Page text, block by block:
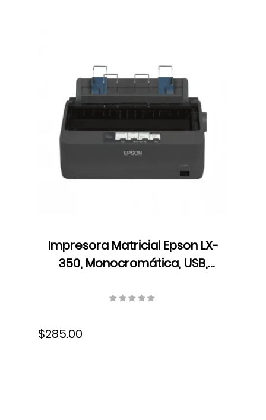
Impresora Matricial Epson LX-
350, Monocromática, USB,
C11CC24001
$285.00